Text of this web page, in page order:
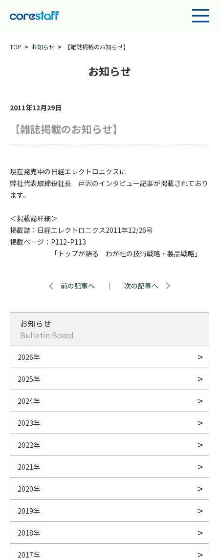
TOP お知らせ 【雑誌掲載のお知らせ】
お知らせ
2011年12月29日
【雑誌掲載のお知らせ】
現在発売中の日経エレクトロニクスに
弊社代表取締役社長 戸沢のインタビュー記事が掲載されており
ます。
＜掲載誌詳細＞
掲載誌：日経エレクトロニクス2011年12/26号
掲載ページ：P112-P113
「トップが語る わが社の技術戦略・製品戦略」
前の記事へ ｜ 次の記事へ
お知らせ
Bulletin Board
2026年
2025年
2024年
2023年
2022年
2021年
2020年
2019年
2018年
2017年